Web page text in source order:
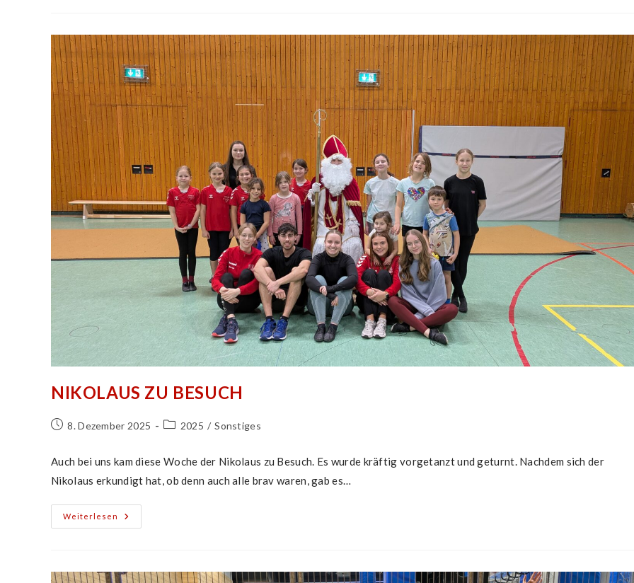
NIKOLAUS ZU BESUCH
Beitrag8. Dezember 2025
Beitrags-
2025 / Sonstiges
Auch bei uns kam diese Woche der Nikolaus zu Besuch. Es wurde kräftig vorgetanzt und geturnt. Nachdem sich der
Nikolaus erkundigt hat, ob denn auch alle brav waren, gab es…
Weiterlesen
Nikolaus
Zu